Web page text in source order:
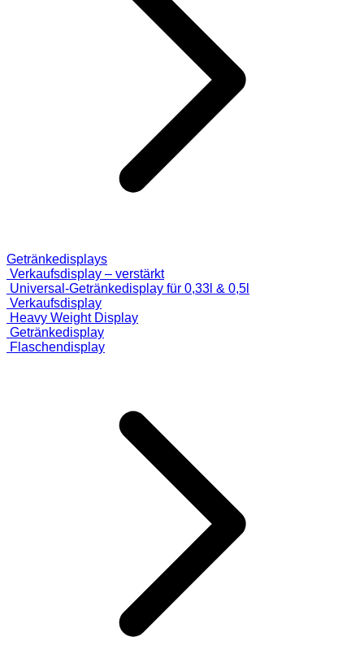
Getränkedisplays
Verkaufsdisplay – verstärkt
Universal-Getränkedisplay für 0,33l & 0,5l
Verkaufsdisplay
Heavy Weight Display
Getränkedisplay
Flaschendisplay